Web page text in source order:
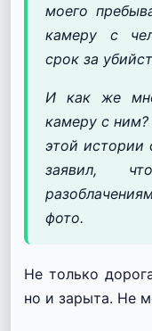
моего
камеру с
срок за
И как же
камеру с ним?
этой истории
заявил,
фото.
Не только
но и зарыта. Не